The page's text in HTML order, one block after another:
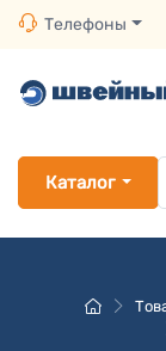
Телефоны
Каталог